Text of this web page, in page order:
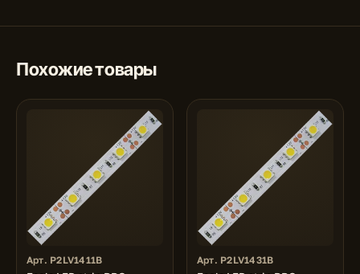
Похожие товары
Арт. P2LV1411B Арт. P2LV1431B